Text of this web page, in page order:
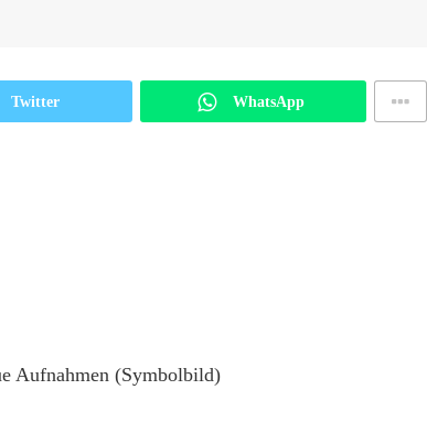
Twitter WhatsApp